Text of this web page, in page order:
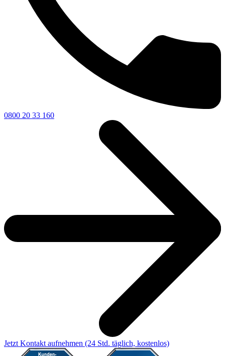
0800 20 33 160
Jetzt Kontakt aufnehmen (24 Std. täglich, kostenlos)